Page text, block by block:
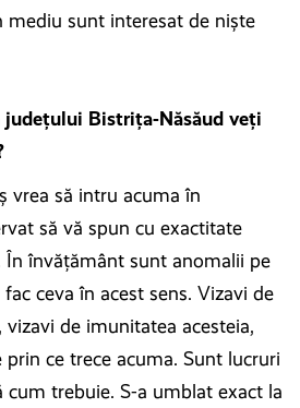
sunt interesat de nişte
județului Bistrița-Năsăud veți
vrea să intru acuma în
să vă spun cu exactitate
În învăţământ sunt anomalii pe
ceva în acest sens. Vizavi de
de imunitatea acesteia,
ce trece acuma. Sunt lucruri
cum trebuie. S-a umblat exact la